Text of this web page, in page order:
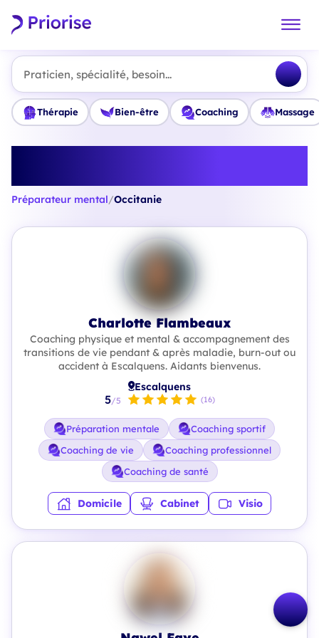
Praticien, spécialité, besoin...
Thérapie Bien-être Coaching Massage
Préparateur mental/Occitanie
Charlotte Flambeaux
Coaching physique et mental & accompagnement des
transitions de vie pendant & après maladie, burn-out ou
accident à Escalquens. Aidants bienvenus.
Escalquens
5/5 (16)
Préparation mentale
Coaching sportif
Coaching de vie
Coaching professionnel
Coaching de santé
Domicile Cabinet Visio